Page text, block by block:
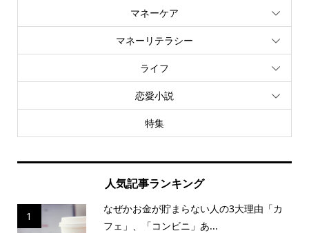
マネーケア
マネーリテラシー
ライフ
恋愛小説
特集
人気記事ランキング
1
なぜかお金が貯まらない人の3大理由「カ
フェ」、「コンビニ」あ...